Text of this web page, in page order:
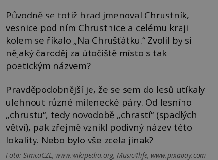
Původně se totiž hrad jmenoval Chrustník,
vesnice pod ním Chrustnice a celému kraji
kolem se říkalo „Na Chrušťátku.“ Zvolil by si
nějaký čaroděj za útočiště místo s tak
poetickým názvem?
Pravděpodobnější je, že se sem do lesů utíkaly
ulehnout různé milenecké páry. Od lesního
„chrustu“, tedy novodobě „chrastí“ (spadlých
větví), pak zřejmě vznikl podivný název této
lokality. Nebo bylo vše zcela jinak?
Foto: SimcaCZE, www.wikipedia.org, Music4life, www.pixabay.com